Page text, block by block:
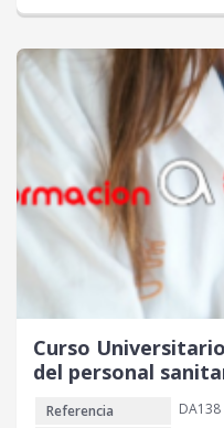
Curso
del personal
Referencia
DA138